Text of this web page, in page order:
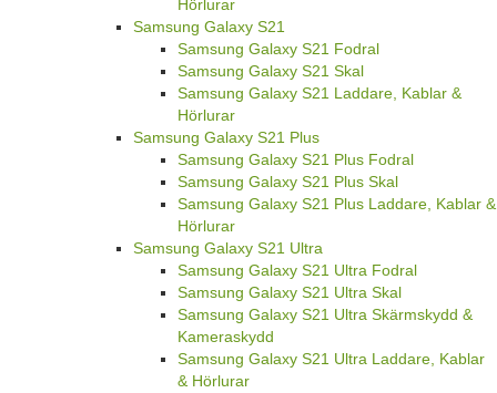
Hörlurar
Samsung Galaxy S21
Samsung Galaxy S21 Fodral
Samsung Galaxy S21 Skal
Samsung Galaxy S21 Laddare, Kablar &
Hörlurar
Samsung Galaxy S21 Plus
Samsung Galaxy S21 Plus Fodral
Samsung Galaxy S21 Plus Skal
Samsung Galaxy S21 Plus Laddare, Kablar &
Hörlurar
Samsung Galaxy S21 Ultra
Samsung Galaxy S21 Ultra Fodral
Samsung Galaxy S21 Ultra Skal
Samsung Galaxy S21 Ultra Skärmskydd &
Kameraskydd
Samsung Galaxy S21 Ultra Laddare, Kablar
& Hörlurar